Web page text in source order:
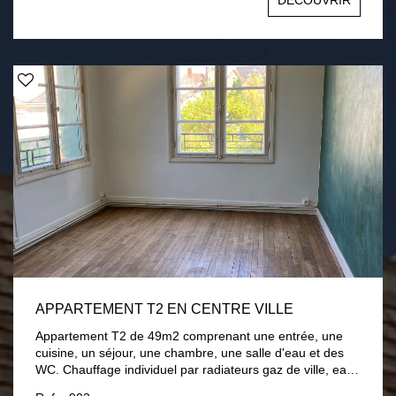
(entretien et électricité des parties communes) Honoraires
à la charge du locataire 297€ comprenant 81€
d'honoraires d'état des lieux. Dépôt de garantie : 325€
APPARTEMENT T2 EN CENTRE VILLE
Appartement T2 de 49m2 comprenant une entrée, une
cuisine, un séjour, une chambre, une salle d'eau et des
WC. Chauffage individuel par radiateurs gaz de ville, eau